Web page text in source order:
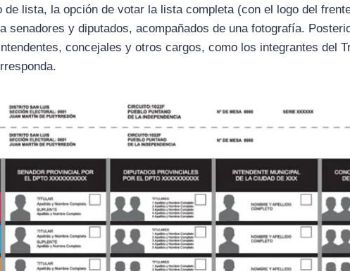
de lista, la opción de votar la lista completa (con el logo del
senadores y diputados, acompañados de una fotografía.
concejales y otros cargos, como los integrantes del